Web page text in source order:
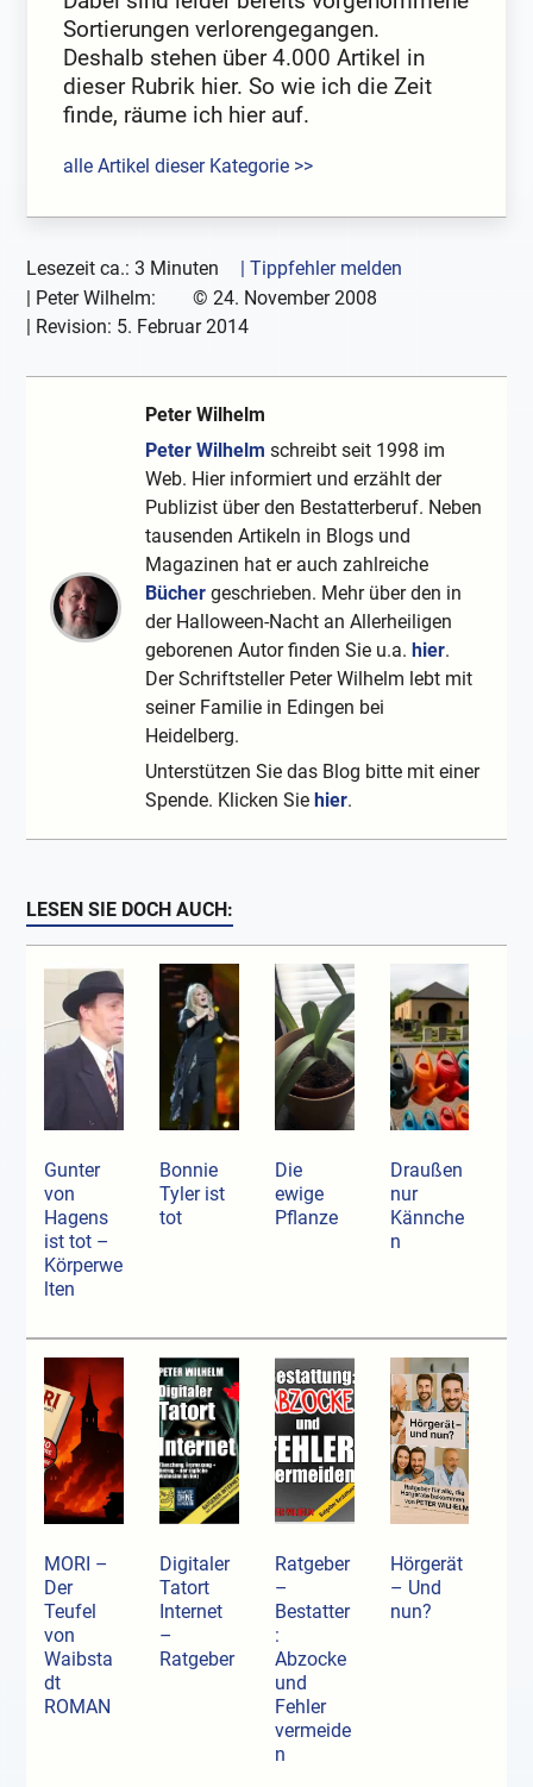
Sortierungen verlorengegangen.
Deshalb stehen über 4.000 Artikel in
dieser Rubrik hier. So wie ich die Zeit
finde, räume ich hier auf.
alle Artikel dieser Kategorie >>
Lesezeit ca.: 3 Minuten
| Tippfehler melden
Peter Wilhelm: © 24. November 2008
| Revision: 5. Februar 2014
Peter Wilhelm
Peter Wilhelm schreibt seit 1998 im
Web. Hier informiert und erzählt der
Publizist über den Bestatterberuf. Neben
tausenden Artikeln in Blogs und
Magazinen hat er auch zahlreiche
Bücher geschrieben. Mehr über den in
der Halloween-Nacht an Allerheiligen
geborenen Autor finden Sie u.a. hier.
Der Schriftsteller Peter Wilhelm lebt mit
seiner Familie in Edingen bei
Heidelberg.
Unterstützen Sie das Blog bitte mit einer
Spende. Klicken Sie hier.
LESEN SIE DOCH AUCH:
Gunter
von
Hagens
ist tot –
Körperwe
lten
Bonnie
Tyler ist
tot
Die
ewige
Pflanze
Draußen
nur
Kännche
n
MORI –
Der
Teufel
von
Waibsta
dt
ROMAN
Digitaler
Tatort
Internet
–
Ratgeber
Ratgeber
–
Bestatter
:
Abzocke
und
Fehler
vermeide
n
Hörgerät
– Und
nun?